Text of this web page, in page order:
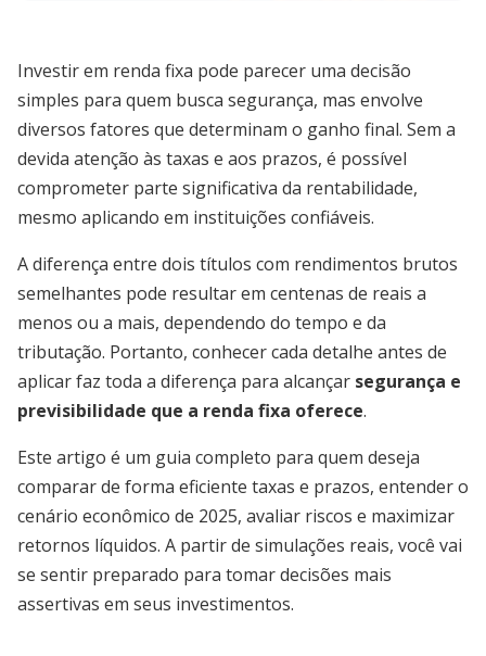
Investir em renda fixa pode parecer uma decisão
simples para quem busca segurança, mas envolve
diversos fatores que determinam o ganho final. Sem a
devida atenção às taxas e aos prazos, é possível
comprometer parte significativa da rentabilidade,
mesmo aplicando em instituições confiáveis.
A diferença entre dois títulos com rendimentos brutos
semelhantes pode resultar em centenas de reais a
menos ou a mais, dependendo do tempo e da
tributação. Portanto, conhecer cada detalhe antes de
aplicar faz toda a diferença para alcançar segurança e
previsibilidade que a renda fixa oferece.
Este artigo é um guia completo para quem deseja
comparar de forma eficiente taxas e prazos, entender o
cenário econômico de 2025, avaliar riscos e maximizar
retornos líquidos. A partir de simulações reais, você vai
se sentir preparado para tomar decisões mais
assertivas em seus investimentos.